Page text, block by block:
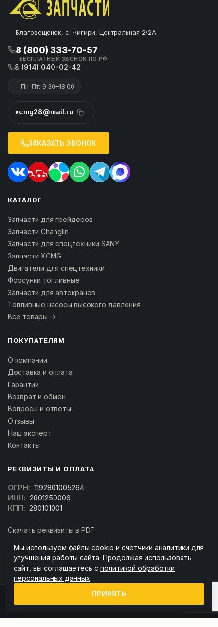
Благовещенск, с. Чигири, Центральная 2/2А
8 (800) 333-70-57
БЕСПЛАТНЫЙ ЗВОНОК ПО РФ
8 (914) 040-02-42
Пн-Пт: 9:30–18:00
xcmg28@mail.ru
ЗАКАЗАТЬ ЗВОНОК
КАТАЛОГ
Запчасти для грейдеров
Запчасти Changlin
Запчасти для спецтехники SANY
Запчасти XCMG
Двигатели для спецтехники
Форсунки топливные
Запчасти для автокранов
Топливные насосы высокого давления
Все товары →
ПОКУПАТЕЛЯМ
О компании
Доставка и оплата
Гарантии
Возврат и обмен
Вопросы и ответы
Отзывы
Наш эксперт
Контакты
РЕКВИЗИТЫ И ОПЛАТА
ОГРН: 1192801005264
ИНН: 2801250006
КПП: 280101001
Скачать реквизиты в PDF
(Скачать договор)
Мы используем файлы cookie и счётчики аналитики для
улучшения работы сайта. Продолжая использовать
сайт, вы соглашаетесь с политикой обработки
персональных данных.
ПРИНЯТЬ